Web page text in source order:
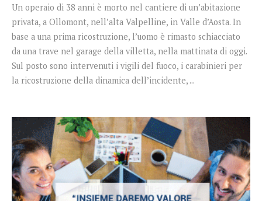
Un operaio di 38 anni è morto nel cantiere di un’abitazione
privata, a Ollomont, nell’alta Valpelline, in Valle d’Aosta. In
base a una prima ricostruzione, l’uomo è rimasto schiacciato
da una trave nel garage della villetta, nella mattinata di oggi.
Sul posto sono intervenuti i vigili del fuoco, i carabinieri per
la ricostruzione della dinamica dell’incidente, ...